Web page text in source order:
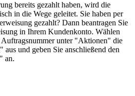
bereits gezahlt haben, wird die
in die Wege geleitet. Sie haben per
gezahlt? Dann beantragen Sie
in Ihrem Kundenkonto. Wählen
Auftragsnummer unter "Aktionen" die
und geben Sie anschließend den
an.